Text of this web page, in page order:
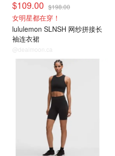
$109.00 $198.00
女明星都在穿！
lululemon SLNSH 网纱拼接长
袖连衣裙
@dealmoon.ca